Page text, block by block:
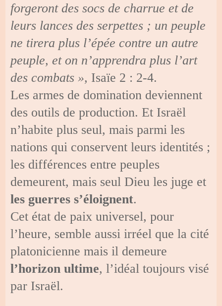
forgeront des socs de charrue et de
leurs lances des serpettes ; un peuple
ne tirera plus l’épée contre un autre
peuple, et on n’apprendra plus l’art
des combats », Isaïe 2 : 2-4.
Les armes de domination deviennent
des outils de production. Et Israël
n’habite plus seul, mais parmi les
nations qui conservent leurs identités ;
les différences entre peuples
demeurent, mais seul Dieu les juge et
les guerres s’éloignent.
Cet état de paix universel, pour
l’heure, semble aussi irréel que la cité
platonicienne mais il demeure
l’horizon ultime, l’idéal toujours visé
par Israël.